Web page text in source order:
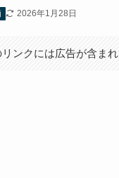
2026年1月28日
ンクには広告が含まれ